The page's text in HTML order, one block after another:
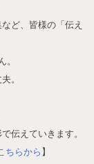
ど、皆様の「伝え
。
。
伝えていきます。
ちらから 】